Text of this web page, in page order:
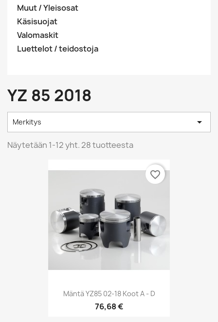
Muut / Yleisosat
Käsisuojat
Valomaskit
Luettelot / teidostoja
YZ 85 2018
Merkitys 
Näytetään 1-12 yht. 28 tuotteesta
Mäntä YZ85 02-18 Koot A - D
76,68 €
favorite_border